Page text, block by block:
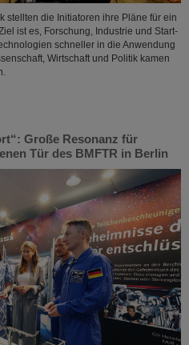
stellten die Initiatoren ihre Pläne für ein
ist es, Forschung, Industrie und Start-
schneller in die Anwendung
Wirtschaft und Politik kamen
Große Resonanz für
Tür des BMFTR in Berlin